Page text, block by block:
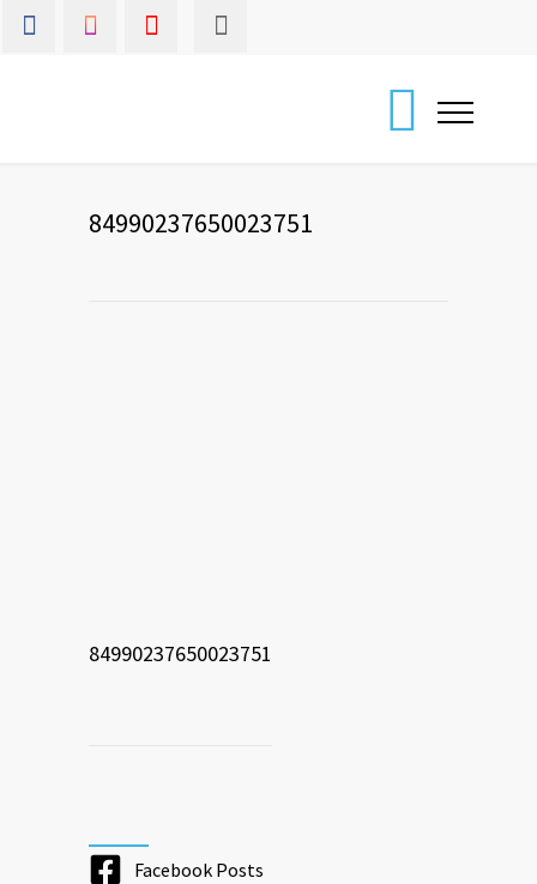
84990237650023751
84990237650023751
Facebook Posts